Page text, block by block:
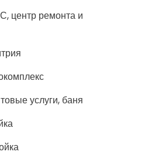
ремонта и
услуги, баня